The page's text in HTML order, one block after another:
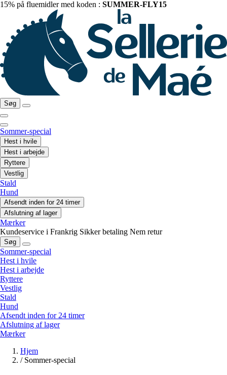
15% på fluemidler med koden : SUMMER-FLY15
Søg
Sommer-special
Hest i hvile
Hest i arbejde
Ryttere
Vestlig
Stald
Hund
Afsendt inden for 24 timer
Afslutning af lager
Mærker
Kundeservice i Frankrig Sikker betaling Nem retur
Søg
Sommer-special
Hest i hvile
Hest i arbejde
Ryttere
Vestlig
Stald
Hund
Afsendt inden for 24 timer
Afslutning af lager
Mærker
Hjem
/ Sommer-special